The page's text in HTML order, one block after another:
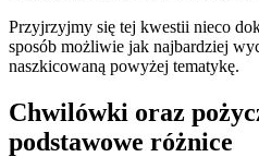
Przyjrzyjmy się tej kwestii nieco
sposób możliwie jak najbardziej
naszkicowaną powyżej tematykę.
Chwilówki oraz
podstawowe różnice